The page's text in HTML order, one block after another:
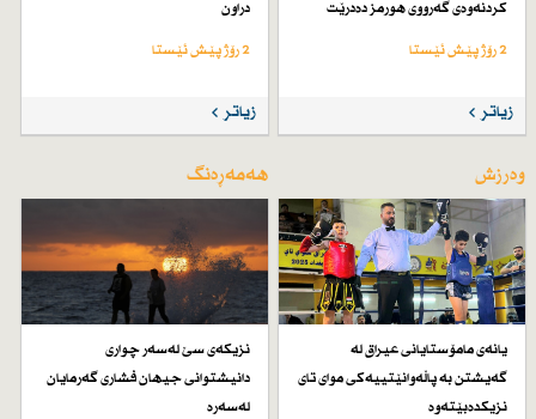
كردنەوەی گەرووی هورمز دەدرێت
2 رۆژ پێش ئێستا
زیاتر
دراون
2 رۆژ پێش ئێستا
زیاتر
وەرزش
یانەی مامۆستایانی عیراق لە
گەیشتن بە پاڵەوانێتییەكی موای تای
نزیكدەبێتەوە
هەمەڕەنگ
نزیكەی سێ لەسەر چواری
دانیشتوانی جیهان فشاری گەرمایان
لەسەرە